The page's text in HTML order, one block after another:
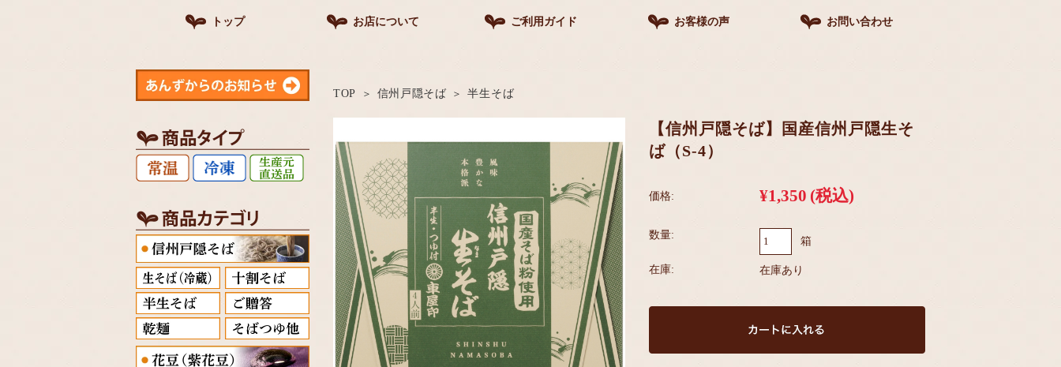
トップ お店について ご利用ガイド お客様の声 お問い合わせ
TOP 信州戸隠そば 半生そば
【信州戸隠そば】国産信州戸隠生そ
ば（S-4）
価格: ¥1,350 (税込)
数量:
箱
在庫: 在庫あり